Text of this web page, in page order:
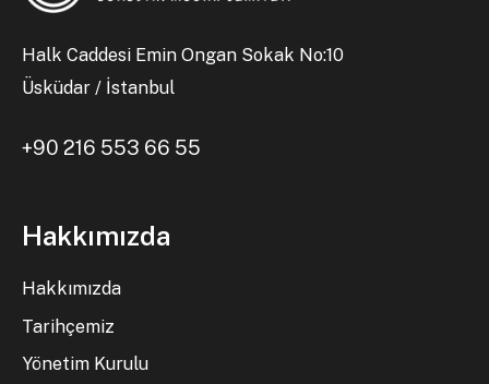
Halk Caddesi Emin Ongan Sokak No:10
Üsküdar / İstanbul
+90 216 553 66 55
Hakkımızda
Hakkımızda
Tarihçemiz
Yönetim Kurulu